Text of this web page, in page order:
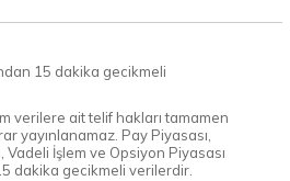
15 dakika gecikmeli
verilere ait telif hakları tamamen
yayınlanamaz. Pay Piyasası,
Vadeli İşlem ve Opsiyon Piyasası
dakika gecikmeli verilerdir.